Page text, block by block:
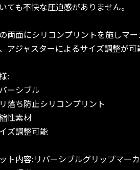
ても不快な圧迫感がありません。
両面にシリコンプリントを施しマー
アジャスターによるサイズ調整が
:
ーシブル
落ち防止シリコンプリント
性素材
ズ調整可能
ト内容:リバーシブルグリップマー